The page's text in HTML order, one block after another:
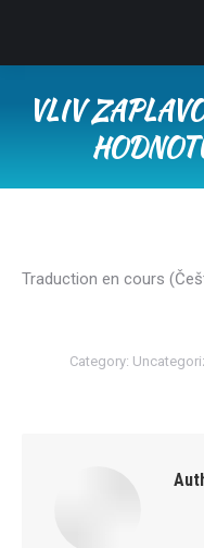
VLIV
Traduction en cours
Category: